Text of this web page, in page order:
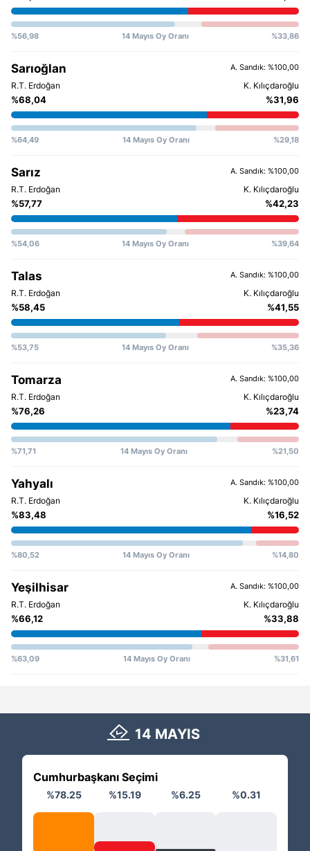
%56,98 14 Mayıs Oy Oranı %33,86
Sarıoğlan
%68,04
%64,49 14 Mayıs Oy Oranı %29,18
%31,96
A. Sandık: %100,00
Sarız
%57,77
%54,06 14 Mayıs Oy Oranı %39,64
%42,23
A. Sandık: %100,00
Talas
%58,45
%53,75 14 Mayıs Oy Oranı %35,36
%41,55
A. Sandık: %100,00
Tomarza
%76,26
%71,71 14 Mayıs Oy Oranı %21,50
%23,74
A. Sandık: %100,00
Yahyalı
%83,48
%80,52 14 Mayıs Oy Oranı %14,80
%16,52
A. Sandık: %100,00
Yeşilhisar
%66,12
%63,09 14 Mayıs Oy Oranı %31,61
%33,88
A. Sandık: %100,00
14 MAYIS
Cumhurbaşkanı Seçimi
%78.25 %15.19 %6.25 %0.31